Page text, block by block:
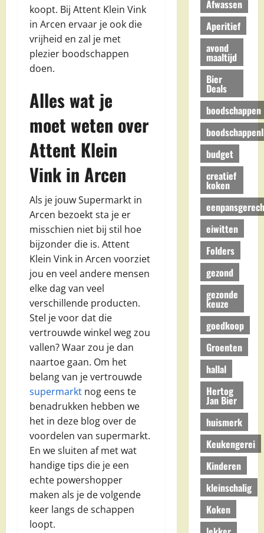
koopt. Bij Attent Klein Vink
in Arcen ervaar je ook die
vrijheid en zal je met
plezier boodschappen
doen.
Alles wat je
moet weten over
Attent Klein
Vink in Arcen
Als je jouw Supermarkt in
Arcen bezoekt sta je er
misschien niet bij stil hoe
bijzonder die is. Attent
Klein Vink in Arcen voorziet
jou en veel andere mensen
elke dag van veel
verschillende producten.
Stel je voor dat die
vertrouwde winkel weg zou
vallen? Waar zou je dan
naartoe gaan. Om het
belang van je vertrouwde
supermarkt nog eens te
benadrukken hebben we
het in deze blog over de
voordelen van supermarkt.
En we sluiten af met wat
handige tips die je een
echte powershopper
maken als je de volgende
keer langs de schappen
loopt.
Afwassen
Aperitief
avond
maaltijd
Bier
Deals
boodschappen
budget
creatief
koken
eiwitten
Folders
gezond
gezonde
keuze
goedkoop
Groenten
hallal
Hertog
Jan Bier
huismerk
Keukengerei
Kinderen
kleinschalig
Koken